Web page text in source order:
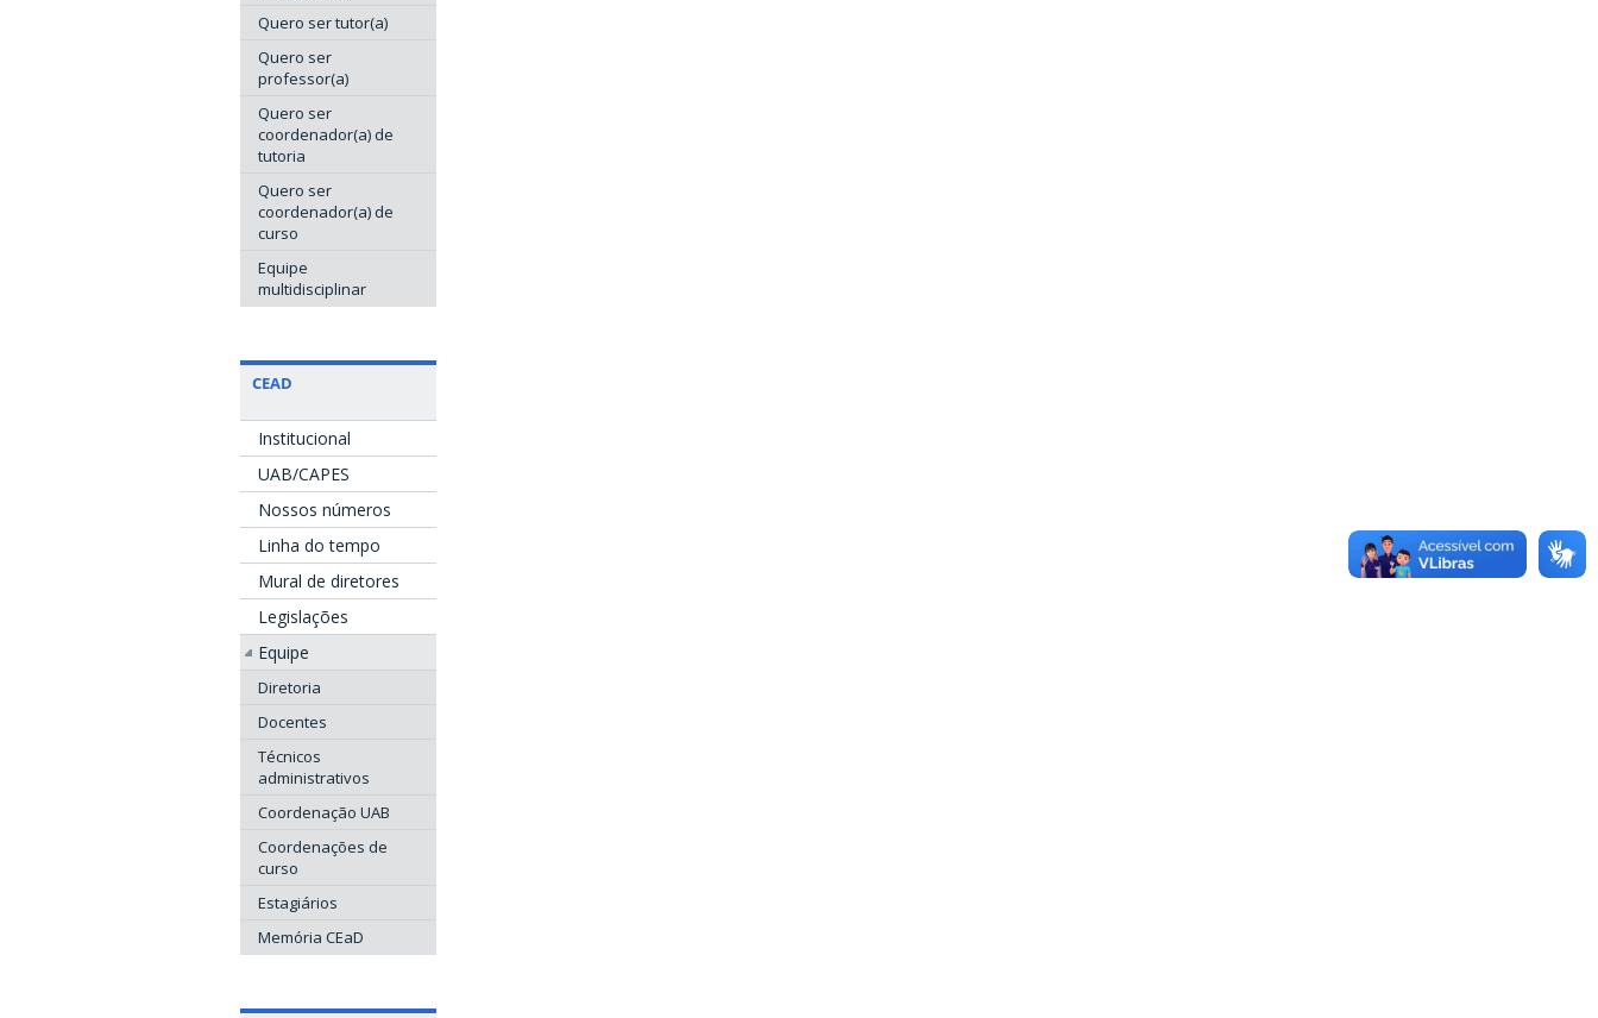
Quero ser tutor(a)
Quero ser
professor(a)
Quero ser
coordenador(a) de
tutoria
Quero ser
coordenador(a) de
curso
Equipe
multidisciplinar
CEAD
Institucional
UAB/CAPES
Nossos números
Linha do tempo
Mural de diretores
Legislações
Equipe
Diretoria
Docentes
Técnicos
administrativos
Coordenação UAB
Coordenações de
curso
Estagiários
Memória CEaD